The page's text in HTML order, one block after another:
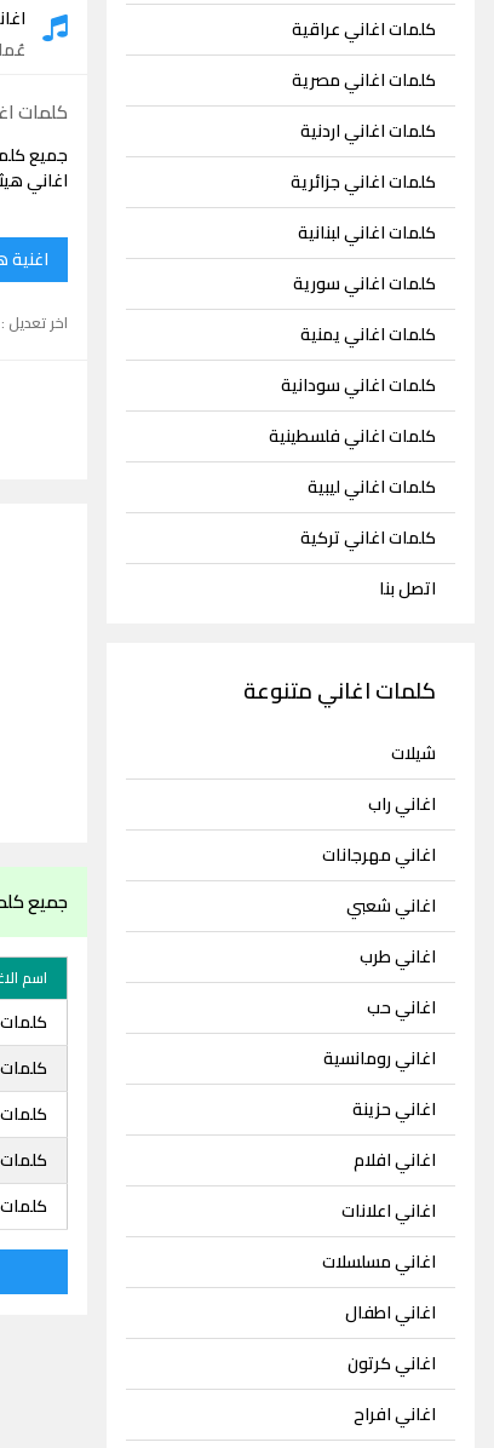
كلمات اغاني عراقية
كلمات اغاني مصرية
كلمات اغاني اردنية
كلمات اغاني جزائرية
كلمات اغاني لبنانية
كلمات اغاني سورية
كلمات اغاني يمنية
كلمات اغاني سودانية
كلمات اغاني فلسطينية
كلمات اغاني ليبية
كلمات اغاني تركية
اتصل بنا
كلمات اغاني متنوعة
شيلات
اغاني راب
اغاني مهرجانات
اغاني شعبي
اغاني طرب
اغاني حب
اغاني رومانسية
اغاني حزينة
اغاني افلام
اغاني اعلانات
اغاني مسلسلات
اغاني اطفال
اغاني كرتون
اغاني افراح
كلمات
جميع
اغاني
اغنية
اخر تعديل : September 15, 2024 1:06 pm
جميع
اسم